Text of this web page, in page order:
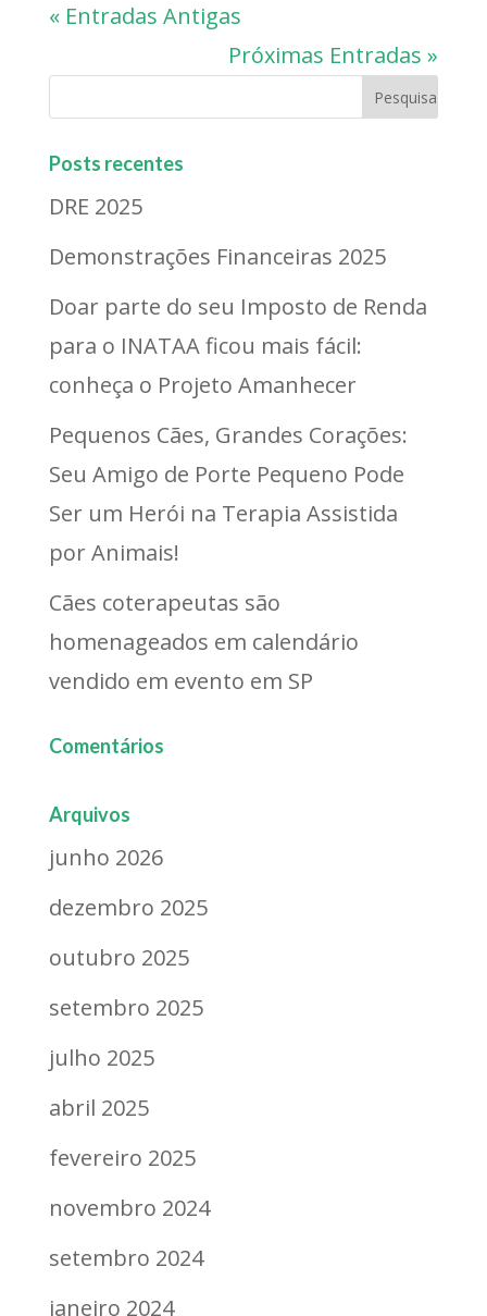
« Entradas Antigas
Próximas Entradas »
Posts recentes
DRE 2025
Demonstrações Financeiras 2025
Doar parte do seu Imposto de Renda
para o INATAA ficou mais fácil:
conheça o Projeto Amanhecer
Pequenos Cães, Grandes Corações:
Seu Amigo de Porte Pequeno Pode
Ser um Herói na Terapia Assistida
por Animais!
Cães coterapeutas são
homenageados em calendário
vendido em evento em SP
Comentários
Arquivos
junho 2026
dezembro 2025
outubro 2025
setembro 2025
julho 2025
abril 2025
fevereiro 2025
novembro 2024
setembro 2024
janeiro 2024